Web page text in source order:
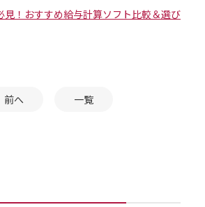
見！おすすめ給与計算ソフト比較＆選び
前へ 一覧